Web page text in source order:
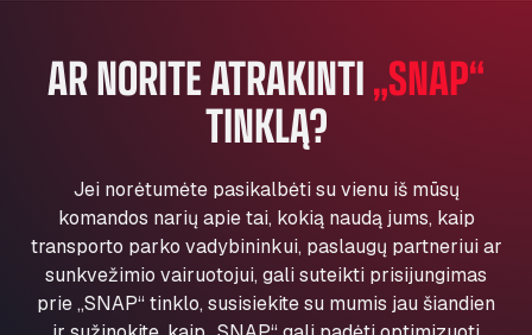
Andamur Pamplona
A-15 Salida Imarcoain, 31119
Andamur San Roman II
Anglia Motel
Washway Road, PE12 8LT
Anpol Sp. z o.o.
Ul. Torunska 147, 85884
Aqua Ariva GmbH
AR NORITE ATRAKINTI„SNAP“
TINKLĄ?
Jei norėtumėte pasikalbėti su vienu iš mūsų
komandos narių apie tai, kokią naudą jums, kaip
transporto parko vadybininkui, paslaugų partneriui ar
sunkvežimio vairuotojui, gali suteikti prisijungimas
prie „SNAP“ tinklo, susisiekite su mumis jau šiandien